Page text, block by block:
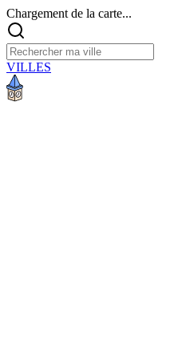
Chargement de la carte...
VILLES